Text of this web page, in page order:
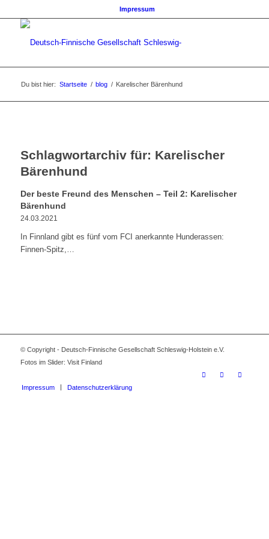
Impressum
Du bist hier: Startseite / blog / Karelischer Bärenhund
Schlagwortarchiv für: Karelischer
Bärenhund
Der beste Freund des Menschen – Teil 2: Karelischer
Bärenhund
24.03.2021
In Finnland gibt es fünf vom FCI anerkannte Hunderassen:
Finnen-Spitz,…
© Copyright - Deutsch-Finnische Gesellschaft Schleswig-Holstein e.V.
Fotos im Slider: Visit Finland
Impressum Datenschutzerklärung